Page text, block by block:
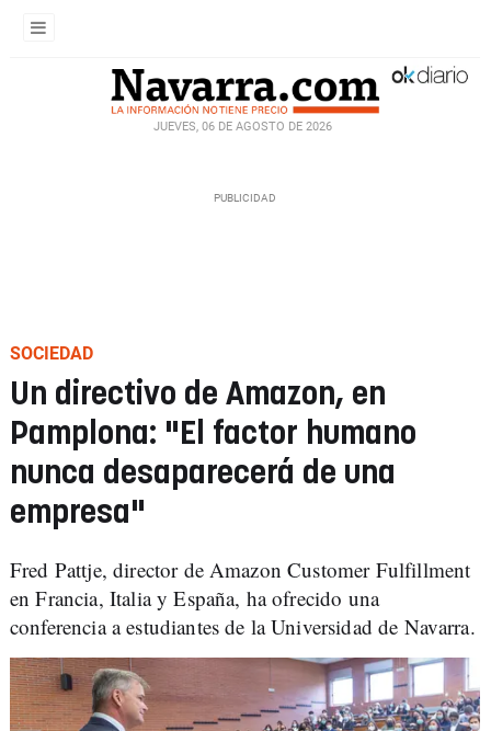
JUEVES, 06 DE AGOSTO DE 2026
SOCIEDAD
Un directivo de Amazon, en
Pamplona: "El factor humano
nunca desaparecerá de una
empresa"
Fred Pattje, director de Amazon Customer Fulfillment
en Francia, Italia y España, ha ofrecido una
conferencia a estudiantes de la Universidad de Navarra.